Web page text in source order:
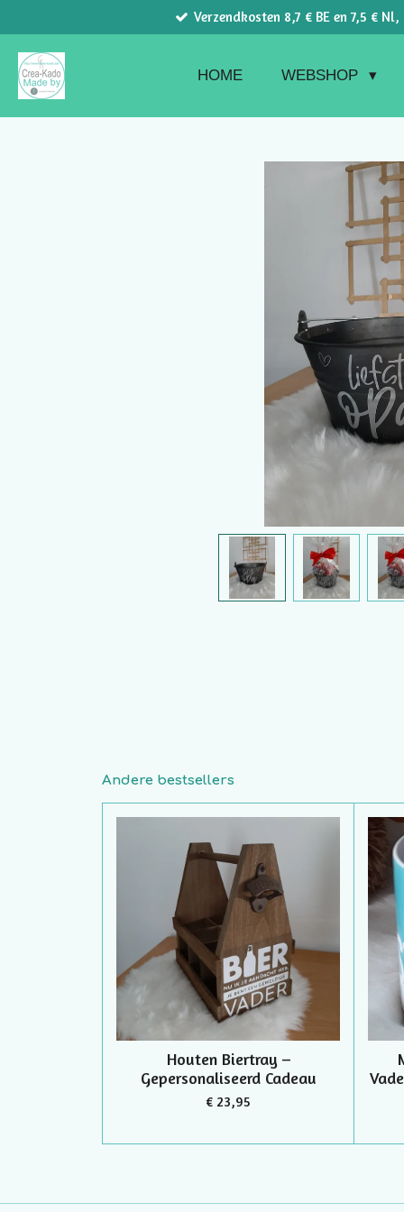
direct
naar
de
hoofdinhoud
Verzendkosten 8,7 € BE en 7,5 €
HOME WEBSHOP
Andere bestsellers
Houten Biertray –
Gepersonaliseerd Cadeau
€ 23,95